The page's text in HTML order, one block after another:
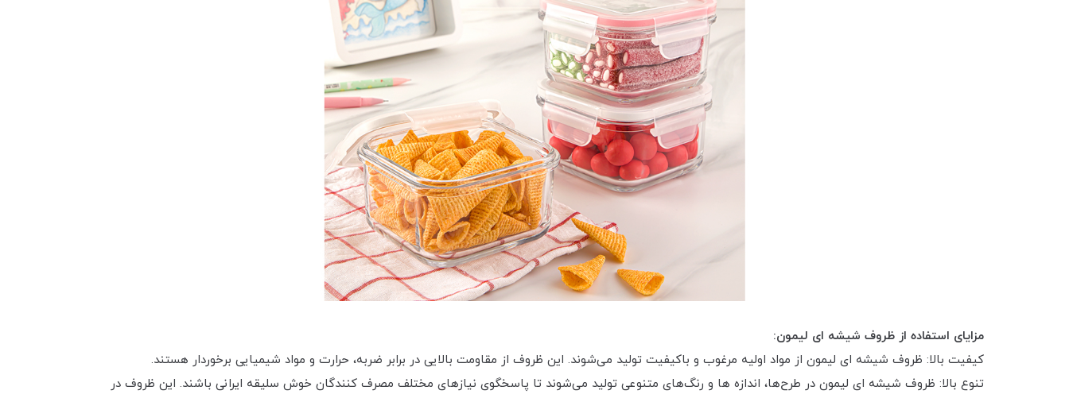
مزایای استفاده از ظروف شیشه ای لیمون:
کیفیت بالا: ظروف شیشه ای لیمون از مواد اولیه مرغوب و باکیفیت تولید می‌شوند. این ظروف از مقاومت بالایی در برابر ضربه، حرارت و مواد شیمیایی برخوردار هستند.
تنوع بالا: ظروف شیشه ای لیمون در طرح‌ها، اندازه ها و رنگ‌های متنوعی تولید می‌شوند تا پاسخگوی نیازهای مختلف مصرف کنندگان خوش سلیقه ایرانی باشند. این ظروف در